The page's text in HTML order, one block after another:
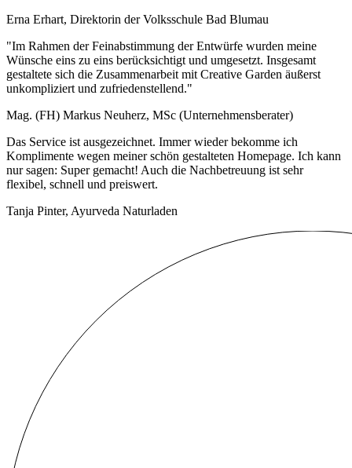
Erna Erhart, Direktorin der Volksschule Bad Blumau
"Im Rahmen der Feinabstimmung der Entwürfe wurden meine
Wünsche eins zu eins berücksichtigt und umgesetzt. Insgesamt
gestaltete sich die Zusammenarbeit mit Creative Garden äußerst
unkompliziert und zufriedenstellend."
Mag. (FH) Markus Neuherz, MSc (Unternehmensberater)
Das Service ist ausgezeichnet. Immer wieder bekomme ich
Komplimente wegen meiner schön gestalteten Homepage. Ich kann
nur sagen: Super gemacht! Auch die Nachbetreuung ist sehr
flexibel, schnell und preiswert.
Tanja Pinter, Ayurveda Naturladen